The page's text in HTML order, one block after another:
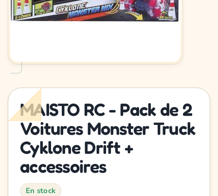
MAISTO RC - Pack de 2
Voitures Monster Truck
Cyklone Drift +
accessoires
En stock